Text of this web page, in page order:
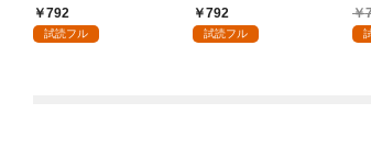
792
試読フル
かけたがギフト『無限
ガチャ』でレベル９９
792
試読フル